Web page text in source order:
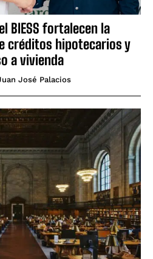
BIESS fortalecen la
créditos hipotecarios y
a vivienda
José Palacios